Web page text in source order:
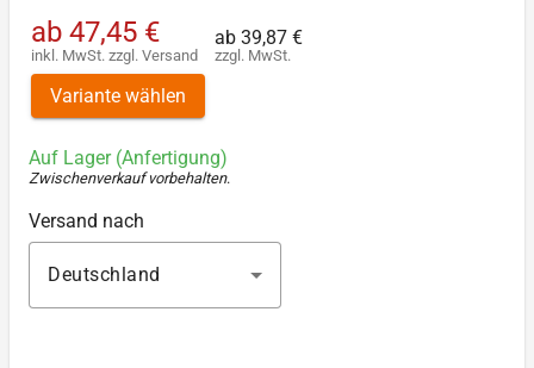
ab 47,45 €
inkl. MwSt. zzgl. Versand
ab 39,87 €
zzgl. MwSt.
Variante wählen
Auf Lager (Anfertigung)
Zwischenverkauf vorbehalten.
Versand nach
Deutschland